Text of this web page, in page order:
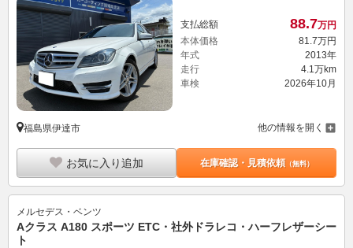
支払総額 88.7万円
本体価格
81. 7万円
年式
2013年
走行
4.1万km
車検
2026年10月
福島県伊達市 他の情報を開く
お気に入り追加 在庫確認・見積依頼（無料）
メルセデス・ベンツ
Aクラス A180 スポーツ ETC・社外ドラレコ・ハーフレザーシー
ト